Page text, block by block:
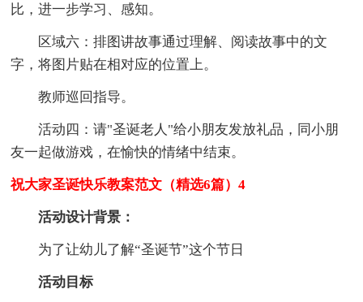
比，进一步学习、感知。
区域六：排图讲故事通过理解、阅读故事中的文
字，将图片贴在相对应的位置上。
教师巡回指导。
活动四：请"圣诞老人"给小朋友发放礼品，同小朋
友一起做游戏，在愉快的情绪中结束。
祝大家圣诞快乐教案范文（精选6篇）4
活动设计背景：
为了让幼儿了解“圣诞节”这个节日
活动目标